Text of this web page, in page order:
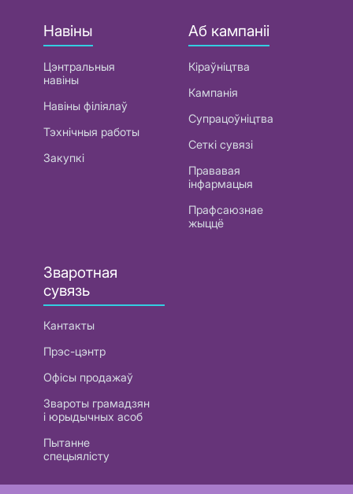
Навіны
Цэнтральныя
навіны
Навіны філіялаў
Тэхнічныя работы
Закупкі
Аб кампаніі
Кіраўніцтва
Кампанія
Супрацоўніцтва
Сеткі сувязі
Прававая
інфармацыя
Прафсаюзнае
жыццё
Зваротная
сувязь
Кантакты
Прэс-цэнтр
Офісы продажаў
Звароты грамадзян
і юрыдычных асоб
Пытанне
спецыялісту